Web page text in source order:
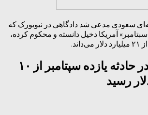
سعودی مدعی شد دادگاهی در نیویورک که
ایران را در حادثه «۱۱ سبتامبر» آمریکا دخیل دانسته و محکوم کرده،
غرامت ایران در حادثه یازده سپتامبر از ۱۰